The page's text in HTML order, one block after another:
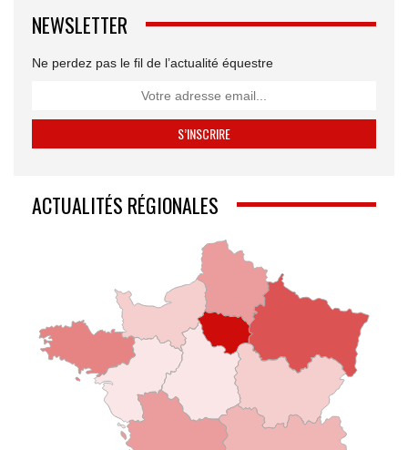
NEWSLETTER
Ne perdez pas le fil de l’actualité équestre
ACTUALITÉS RÉGIONALES